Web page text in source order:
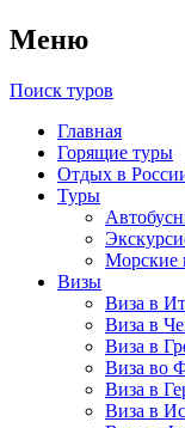
Меню
Поиск туров
Главная
Горящие туры
Отдых в
Туры
Морские
Визы
Виза в
Виза в
Виза в
Виза во
Виза в
Виза в